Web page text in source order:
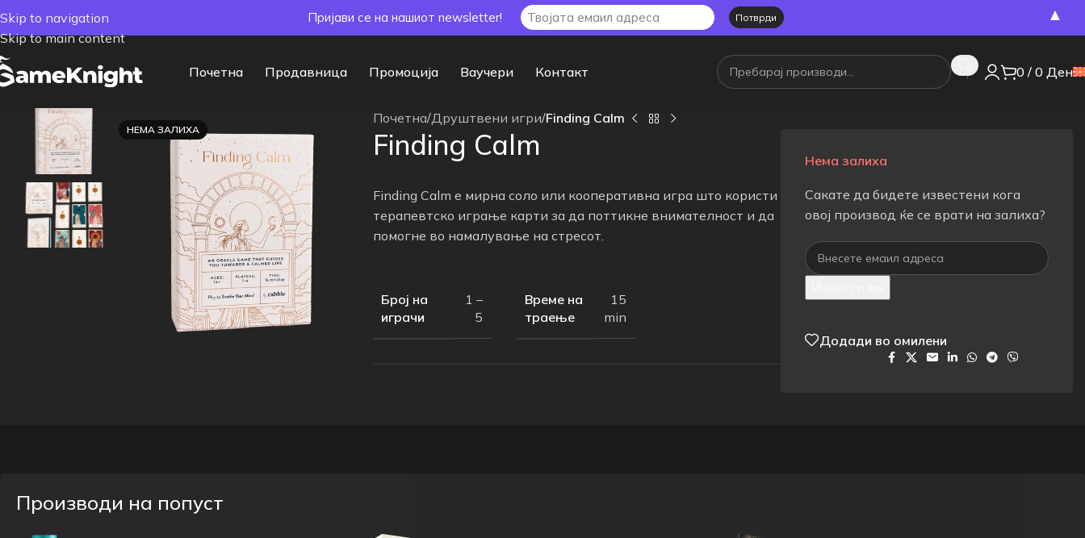
Skip to navigation
Skip to main content
Почетна Продавница Промоција Ваучери Контакт 0 / 0 Ден
НЕМА ЗАЛИХА
Почетна/Друштвени игри/Finding Calm
Finding Calm
Finding Calm е мирна соло или кооперативна игра што користи
терапевтско играње карти за да поттикне внимателност и да
помогне во намалување на стресот.
Број на
играчи
1 –
5
Време на
траење
15
min
Нема залиха
Сакате да бидете известени кога
овој производ ќе се врати на залиха?
Додади во омилени
Производи на попуст
Пријави се на нашиот newsletter! ▲